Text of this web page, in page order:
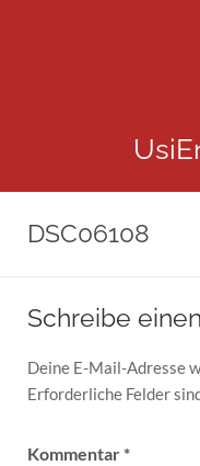
DSC06108
Schreibe
Deine E-Mail-Adresse
Erforderliche Felder
Kommentar*